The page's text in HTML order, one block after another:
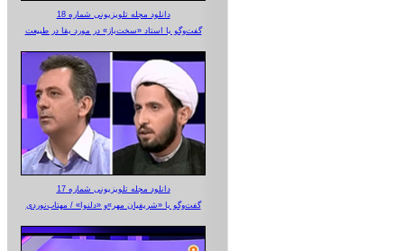
دانلود مجله تلویزیونی شماره 18
گفت‌وگو با استاد «سخت‌باز» در مورد بقا در طبیعت
دانلود مجله تلویزیونی شماره 17
گفت‌وگو با «شریفیان مهر»‌و «دلنوا» / مهتاب‌نوردی